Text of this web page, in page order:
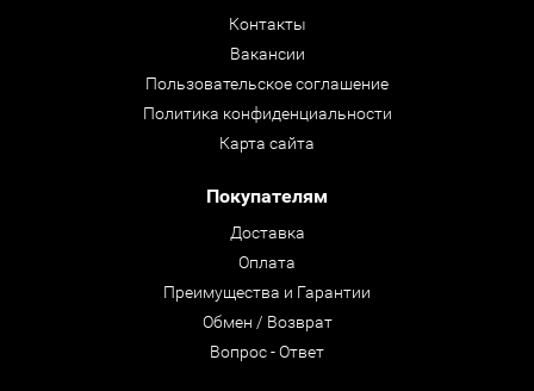
Контакты
Вакансии
Пользовательское соглашение
Политика конфиденциальности
Карта сайта
Покупателям
Доставка
Оплата
Преимущества и Гарантии
Обмен / Возврат
Вопрос - Ответ